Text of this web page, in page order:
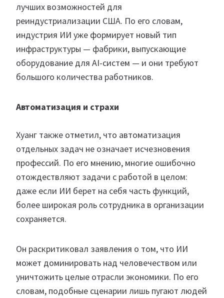
лучших возможностей для
реиндустриализации США. По его словам,
индустрия ИИ уже формирует новый тип
инфраструктуры — фабрики, выпускающие
оборудование для AI-систем — и они требуют
большого количества работников.
Автоматизация и страхи
Хуанг также отметил, что автоматизация
отдельных задач не означает исчезновения
профессий. По его мнению, многие ошибочно
отождествляют задачи с работой в целом:
даже если ИИ берет на себя часть функций,
более широкая роль сотрудника в организации
сохраняется.
Он раскритиковал заявления о том, что ИИ
может доминировать над человечеством или
уничтожить целые отрасли экономики. По его
словам, подобные сценарии лишь пугают людей